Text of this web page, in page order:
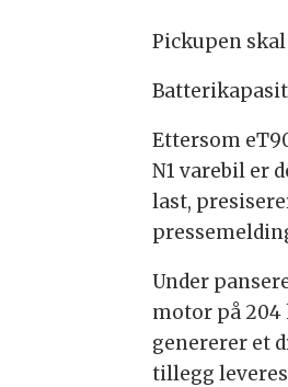
Pickupen
Ettersom
N1 varebil er
last,
Under
motor på 204
genererer et
tillegg